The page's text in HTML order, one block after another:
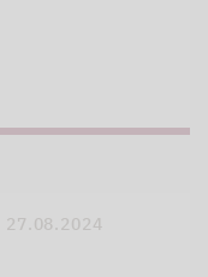
27.08.2024